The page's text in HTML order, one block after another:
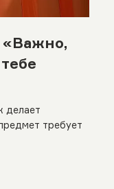
делает
требует